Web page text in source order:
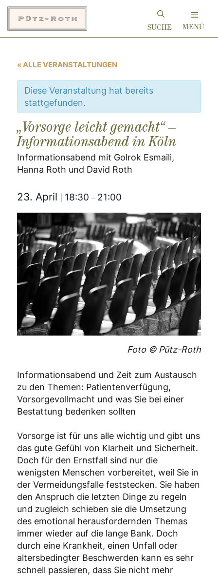
Zum
Inhalt
springen
MENÜ
« ALLE VERANSTALTUNGEN
Diese Veranstaltung hat bereits
stattgefunden.
„Vorsorge leicht gemacht“ –
Informationsabend in Köln
Informationsabend mit Golrok Esmaili,
Hanna Roth und David Roth
23. April 18:30 – 21:00
Foto © Pütz-Roth
Informationsabend und Zeit zum Austausch
zu den Themen: Patientenverfügung,
Vorsorgevollmacht und was Sie bei einer
Bestattung bedenken sollten
Vorsorge ist für uns alle wichtig und gibt uns
das gute Gefühl von Klarheit und Sicherheit.
Doch für den Ernstfall sind nur die
wenigsten Menschen vorbereitet, weil Sie in
der Vermeidungsfalle feststecken. Sie haben
den Anspruch die letzten Dinge zu regeln
und zugleich schieben sie die Umsetzung
des emotional herausfordernden Themas
immer wieder auf die lange Bank. Doch
durch eine Krankheit, einen Unfall oder
altersbedingter Beschwerden kann es sehr
schnell passieren, dass Sie nicht mehr